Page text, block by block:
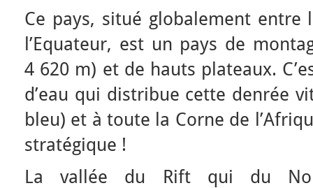
Ce pays, situé globalement
l’Equateur, est un pays de
4 620 m) et de hauts plateaux.
d’eau qui distribue cette denrée
bleu) et à toute la Corne de
stratégique !
La vallée du Rift qui du